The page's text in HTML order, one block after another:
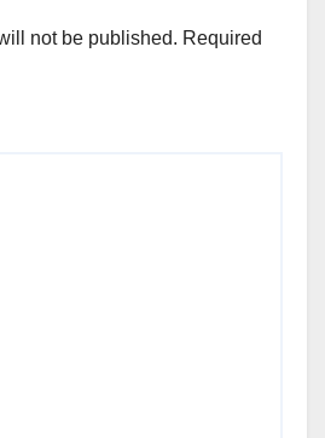
not be published. Required